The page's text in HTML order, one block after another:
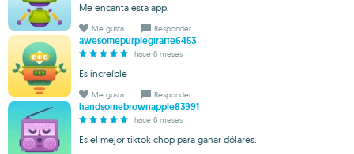
Me encanta esta app.
Me gusta Responder
awesomepurplegiraffe6453
hace 6 meses
Es increíble
Me gusta Responder
handsomebrownapple83991
hace 6 meses
Es el mejor tiktok chop para ganar dólares.